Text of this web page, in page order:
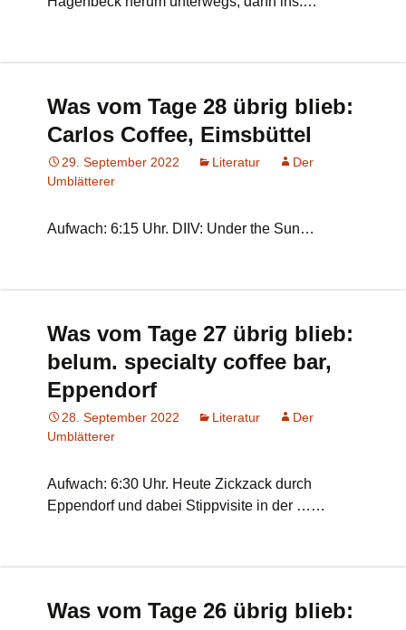
Was vom Tage 28 übrig blieb:
Carlos Coffee, Eimsbüttel
29. September 2022 Literatur
Der
Umblätterer
Aufwach: 6:15 Uhr. DIIV: Under the Sun…
Was vom Tage 27 übrig blieb:
belum. specialty coffee bar,
Eppendorf
28. September 2022 Literatur
Der
Umblätterer
Aufwach: 6:30 Uhr. Heute Zickzack durch
Eppendorf und dabei Stippvisite in der ……
Was vom Tage 26 übrig blieb: